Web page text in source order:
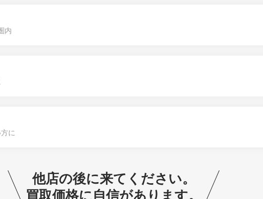
内
に
他店の後に来てください。
買取価格に自信があります。